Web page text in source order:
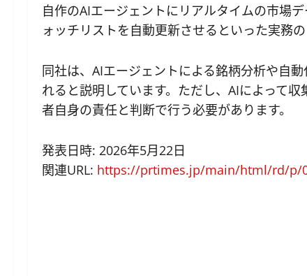
自作のAIエージェントにリアルタイムの市場
ォッチリストを自動更新させるといった実務
同社は、AIエージェントによる銘柄分析や自
れると説明しています。ただし、AIによって
者自身の責任と判断で行う必要があります。
発表日時: 2026年5月22日
関連URL: https://prtimes.jp/main/html/rd/p/